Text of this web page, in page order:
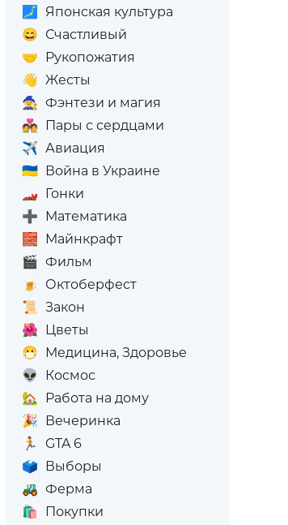
🗾
Японская культура
😄 Счастливый
🤝 Рукопожатия
👋 Жесты
🧙 Фэнтези и магия
💑 Пары с сердцами
✈️ Авиация
🇺🇦 Война в Украине
🏎️ Гонки
➕ Математика
🧱 Майнкрафт
🎬 Фильм
🍺
Октоберфест
📜 Закон
🌺 Цветы
😷 Медицина, Здоровье
👽
Космос
🏡
Работа на дому
🎉 Вечеринка
🏃
GTA 6
🗳️ Выборы
🚜 Ферма
🛍️
Покупки